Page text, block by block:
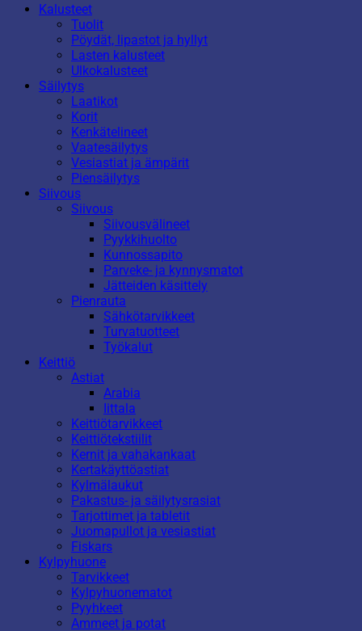
Kalusteet
Tuolit
Pöydät, lipastot ja hyllyt
Lasten kalusteet
Ulkokalusteet
Säilytys
Laatikot
Korit
Kenkätelineet
Vaatesäilytys
Vesiastiat ja ämpärit
Piensäilytys
Siivous
Siivous
Siivousvälineet
Pyykkihuolto
Kunnossapito
Parveke- ja kynnysmatot
Jätteiden käsittely
Pienrauta
Sähkötarvikkeet
Turvatuotteet
Työkalut
Keittiö
Astiat
Arabia
Iittala
Keittiötarvikkeet
Keittiötekstiilit
Kernit ja vahakankaat
Kertakäyttöastiat
Kylmälaukut
Pakastus- ja säilytysrasiat
Tarjottimet ja tabletit
Juomapullot ja vesiastiat
Fiskars
Kylpyhuone
Tarvikkeet
Kylpyhuonematot
Pyyhkeet
Ammeet ja potat